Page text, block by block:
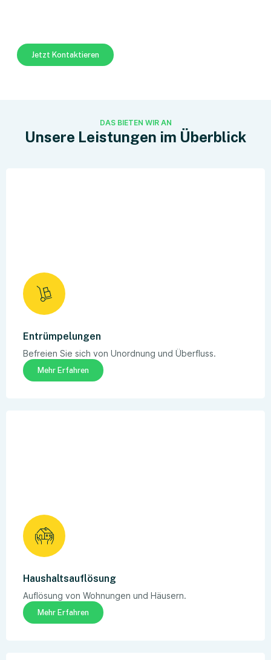
Jetzt Kontaktieren
DAS BIETEN WIR AN
Unsere Leistungen im Überblick
Entrümpelungen
Befreien Sie sich von Unordnung und Überfluss.
Mehr Erfahren
Haushaltsauflösung
Auflösung von Wohnungen und Häusern.
Mehr Erfahren